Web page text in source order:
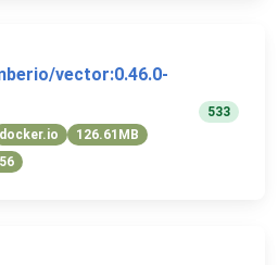
vector:0.46.0-
docker.io
126.61MB
533